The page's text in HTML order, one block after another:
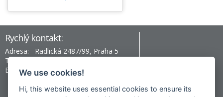
Rychlý kontakt:
Adresa:
Radlická 2487/99, Praha 5
Telefon:
Email:
prag@hev-electronic.com
We use cookies!
Hi, this website uses essential cookies to ensure its